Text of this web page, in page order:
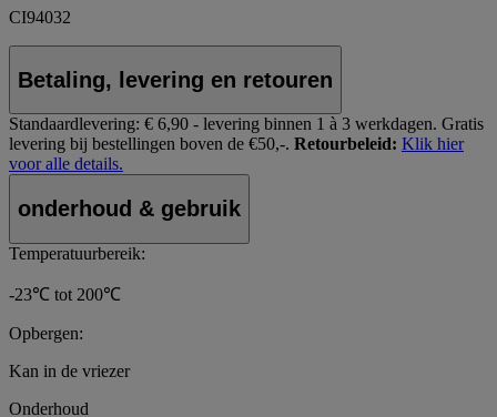
CI94032
Betaling, levering en retouren
Standaardlevering: € 6,90 - levering binnen 1 à 3 werkdagen. Gratis
levering bij bestellingen boven de €50,-. Retourbeleid: Klik hier
voor alle details.
onderhoud & gebruik
Temperatuurbereik:
-23℃ tot 200℃
Opbergen:
Kan in de vriezer
Onderhoud